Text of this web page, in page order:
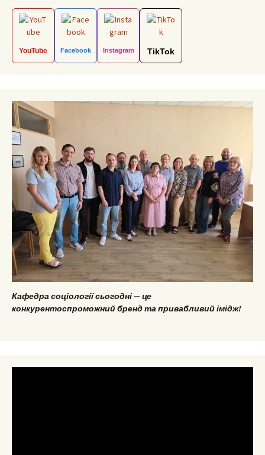
YouTube Facebook Instagram TikTok
Кафедра соціології сьогодні — це
конкурентоспроможний бренд та привабливий імідж!